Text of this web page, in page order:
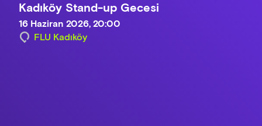
Kadıköy Stand-up Gecesi
16 Haziran 2026, 20:00
FLU Kadıköy